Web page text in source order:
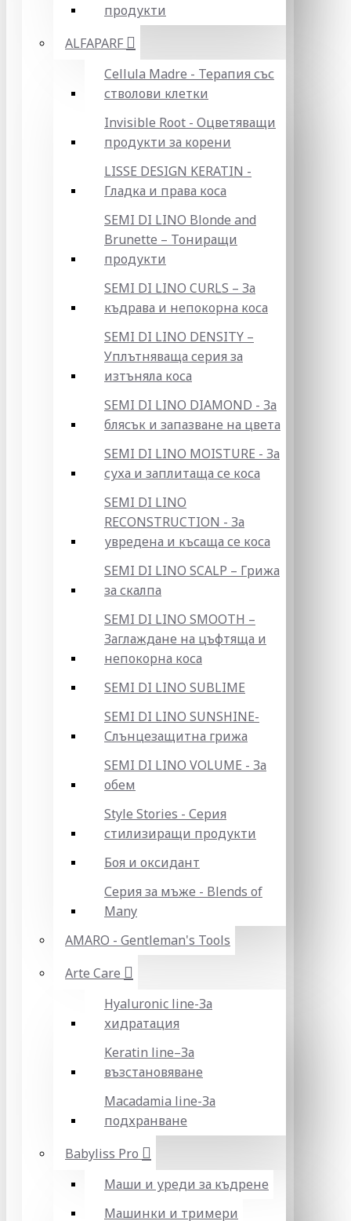
продукти
ALFAPARF
Cellula Madre - Терапия със
стволови клетки
Invisible Root - Оцветяващи
продукти за корени
LISSE DESIGN KERATIN -
Гладка и права коса
SEMI DI LINO Blonde and
Brunette – Тониращи
продукти
SEMI DI LINO CURLS – За
къдрава и непокорна коса
SEMI DI LINO DENSITY –
Уплътняваща серия за
изтъняла коса
SEMI DI LINO DIAMOND - За
блясък и запазване на цвета
SEMI DI LINO MOISTURE - За
суха и заплитаща се коса
SEMI DI LINO
RECONSTRUCTION - За
увредена и късаща се коса
SEMI DI LINO SCALP – Грижа
за скалпа
SEMI DI LINO SMOOTH –
Заглаждане на цъфтяща и
непокорна коса
SEMI DI LINO SUBLIME
SEMI DI LINO SUNSHINE-
Слънцезащитна грижа
SEMI DI LINO VOLUME - За
обем
Style Stories - Серия
стилизиращи продукти
Боя и оксидант
Серия за мъже - Blends of
Many
AMARO - Gentleman's Tools
Arte Care
Hyaluronic line-За
хидратация
Keratin line–За
възстановяване
Macadamia line-За
подхранване
Babyliss Pro
Маши и уреди за къдрене
Машинки и тримери